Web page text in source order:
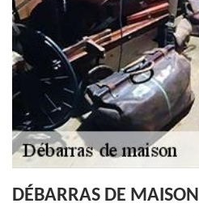
DÉBARRAS DE MAISON